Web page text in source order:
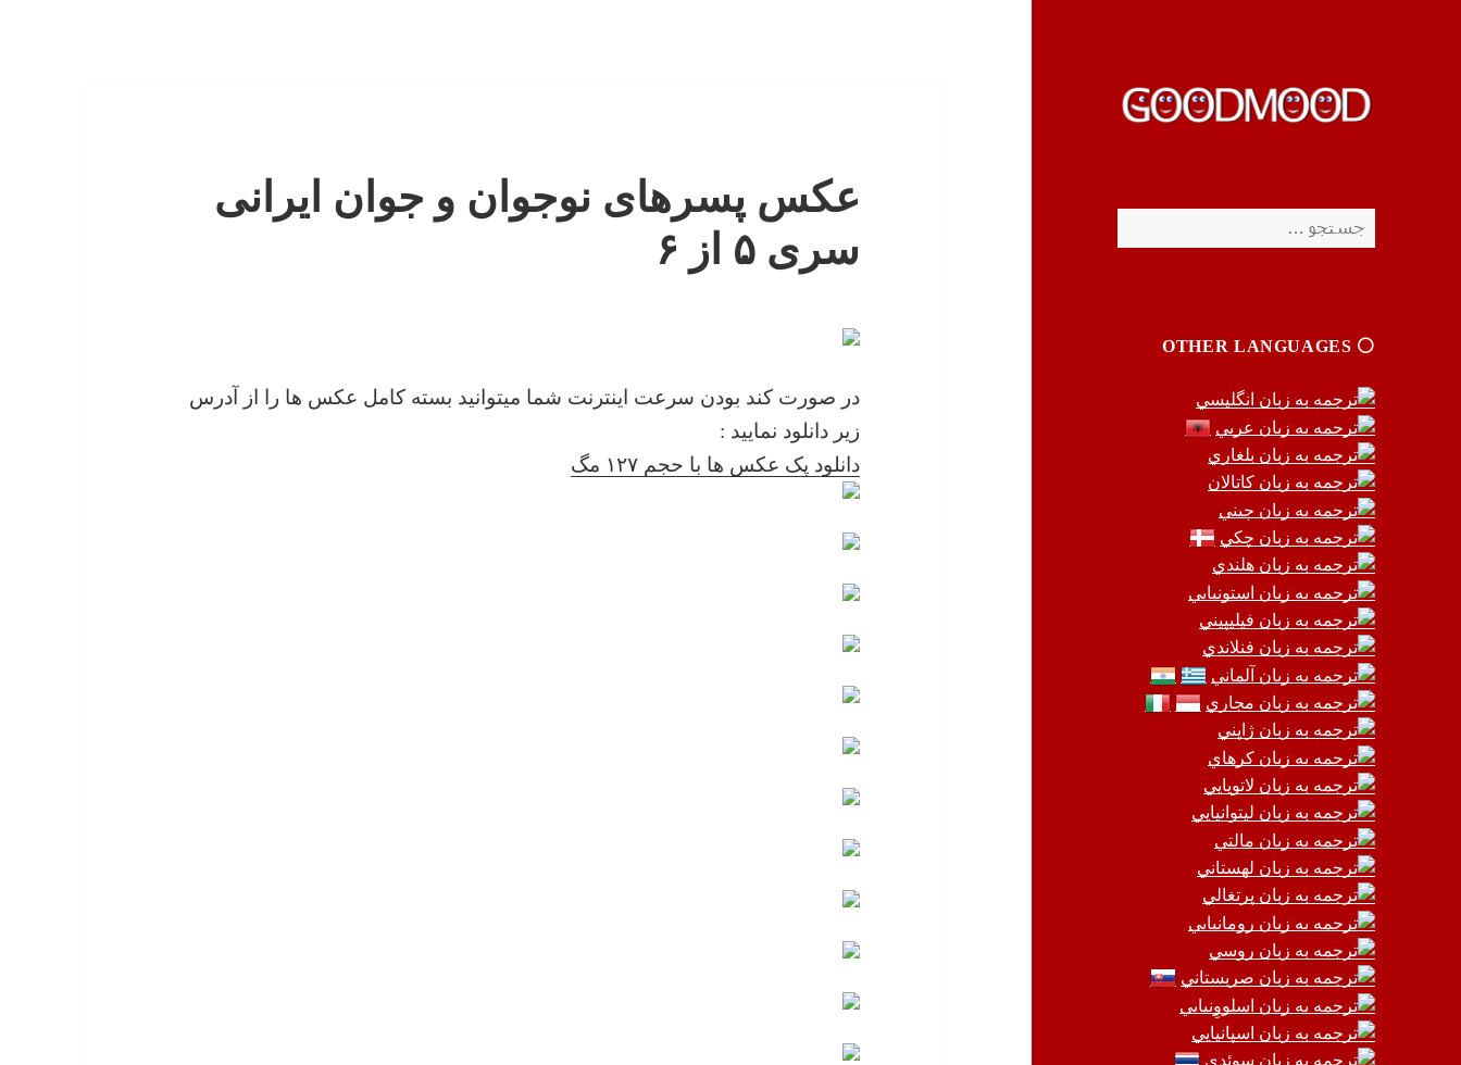
برای:
⚪️ OTHER LANGUAGES
عکس پسرهای نوجوان و جوان ایرانی
سری ۵ از ۶
در صورت کند بودن سرعت اینترنت شما میتوانید بسته کامل عکس ها را از آدرس
زیر دانلود نمایید :
دانلود پک عکس ها با حجم ۱۲۷ مگ